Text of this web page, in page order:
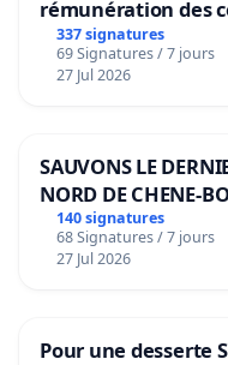
rémunération des
granum basé sur
337 signatures
69 Signatures / 7 jours
27 Jul 2026
SAUVONS LE
NORD DE CHENE-
140 signatures
68 Signatures / 7 jours
27 Jul 2026
Pour une desserte